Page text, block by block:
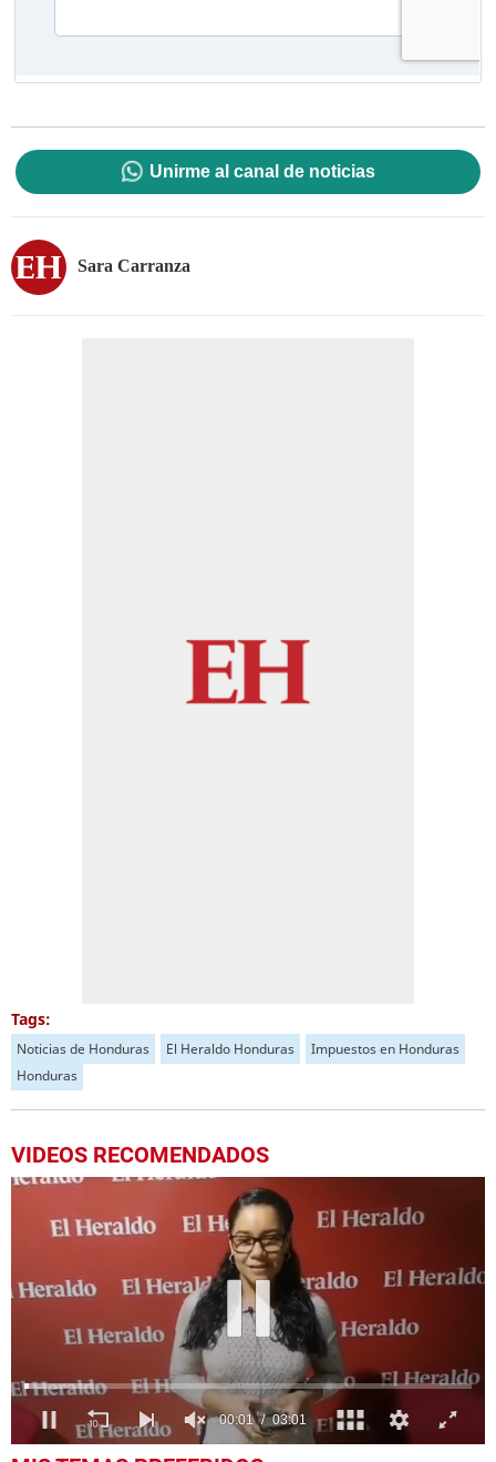
Unirme al canal de noticias
Sara Carranza
Tags:
Noticias de Honduras El Heraldo Honduras
Impuestos en Honduras
Honduras
VIDEOS RECOMENDADOS